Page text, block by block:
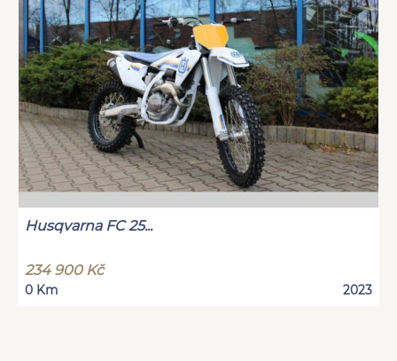
Husqvarna FC 25...
234 900 Kč
0 Km 2023